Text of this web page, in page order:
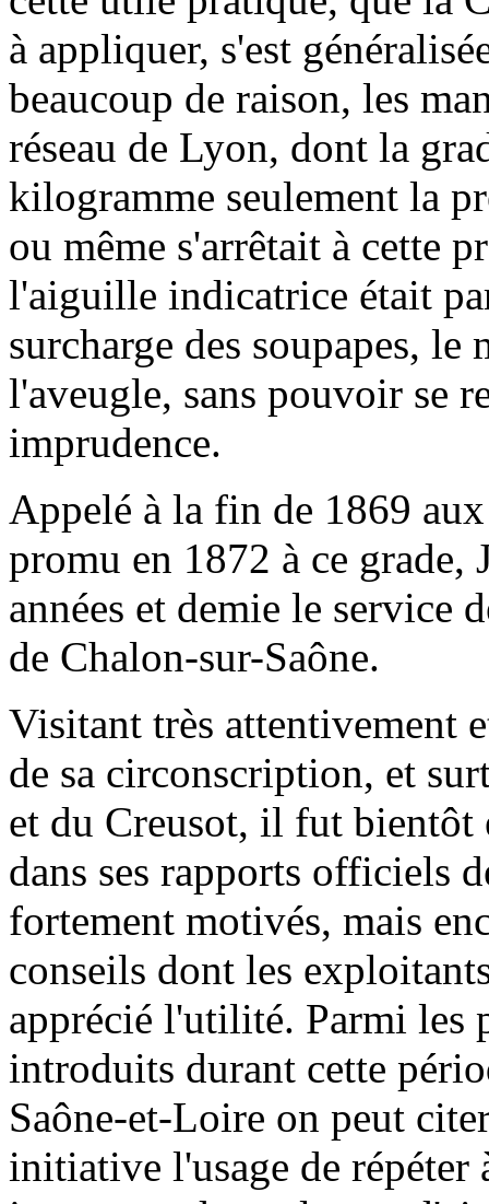
à appliquer, s'est
beaucoup de raison, les
réseau de Lyon, dont la
kilogramme seulement la
ou même s'arrêtait à cette
l'aiguille indicatrice était
surcharge des soupapes,
l'aveugle, sans pouvoir se
imprudence.
Appelé à la fin de 1869
promu en 1872 à ce
années et demie le service
de Chalon-sur-Saône.
Visitant très attentivement
de sa circonscription, et
et du Creusot, il fut bientôt
dans ses rapports officiels
fortement motivés, mais
conseils dont les
apprécié l'utilité. Parmi les
introduits durant cette
Saône-et-Loire on peut
initiative l'usage de répéter